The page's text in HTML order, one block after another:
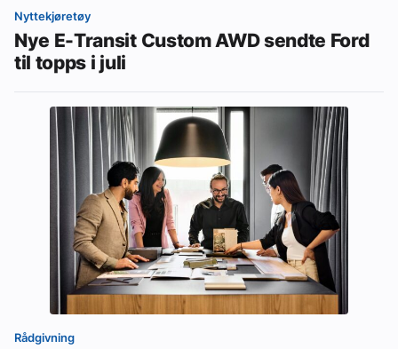
Nyttekjøretøy
Nye E-Transit Custom AWD sendte Ford
til topps i juli
Rådgivning